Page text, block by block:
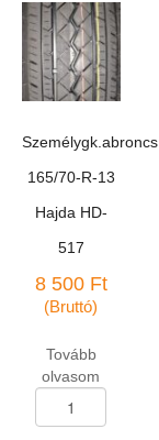
Személygk.abroncs
165/70-R-13
Hajda HD-
517
8 500 Ft
(Bruttó)
Tovább
olvasom
165/70-